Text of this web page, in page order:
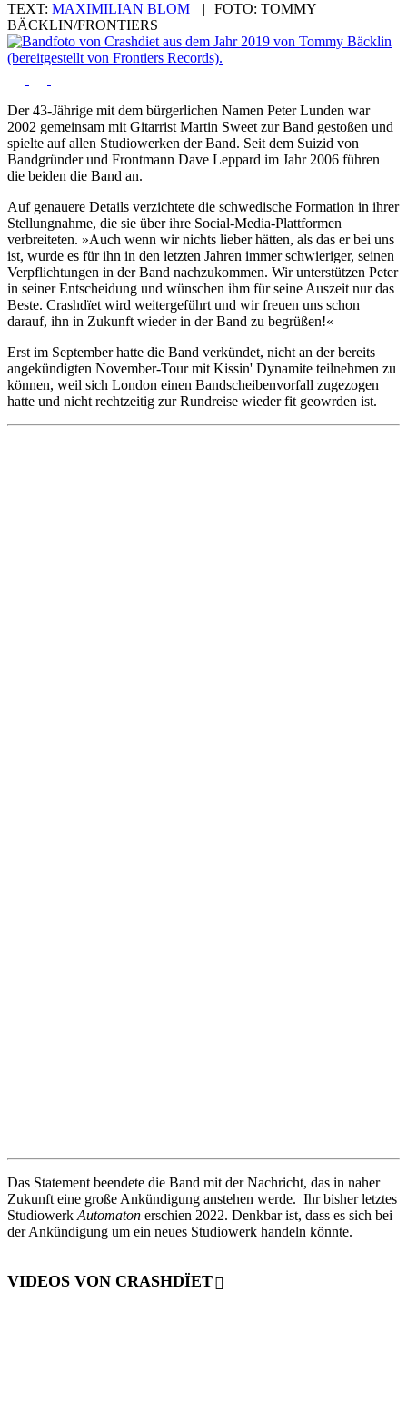
TEXT: MAXIMILIAN BLOM | FOTO: TOMMY
BÄCKLIN/FRONTIERS
Der 43-Jährige mit dem bürgerlichen Namen Peter Lunden war
2002 gemeinsam mit Gitarrist Martin Sweet zur Band gestoßen und
spielte auf allen Studiowerken der Band. Seit dem Suizid von
Bandgründer und Frontmann Dave Leppard im Jahr 2006 führen
die beiden die Band an.
Auf genauere Details verzichtete die schwedische Formation in ihrer
Stellungnahme, die sie über ihre Social-Media-Plattformen
verbreiteten. »Auch wenn wir nichts lieber hätten, als das er bei uns
ist, wurde es für ihn in den letzten Jahren immer schwieriger, seinen
Verpflichtungen in der Band nachzukommen. Wir unterstützen Peter
in seiner Entscheidung und wünschen ihm für seine Auszeit nur das
Beste. Crashdïet wird weitergeführt und wir freuen uns schon
darauf, ihn in Zukunft wieder in der Band zu begrüßen!«
Erst im September hatte die Band verkündet, nicht an der bereits
angekündigten November-Tour mit Kissin' Dynamite teilnehmen zu
können, weil sich London einen Bandscheibenvorfall zugezogen
hatte und nicht rechtzeitig zur Rundreise wieder fit geowrden ist.
Das Statement beendete die Band mit der Nachricht, das in naher
Zukunft eine große Ankündigung anstehen werde. Ihr bisher letztes
Studiowerk Automaton erschien 2022. Denkbar ist, dass es sich bei
der Ankündigung um ein neues Studiowerk handeln könnte.
VIDEOS VON CRASHDÏET